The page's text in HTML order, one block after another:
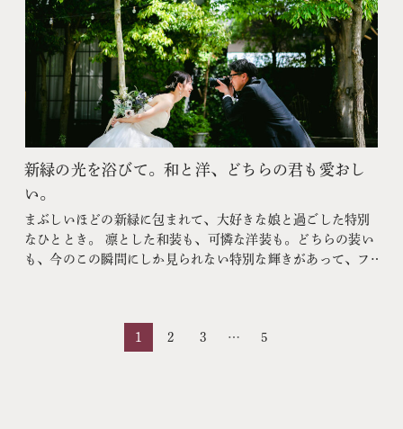
新緑の光を浴びて。和と洋、どちらの君も愛おし
い。
まぶしいほどの新緑に包まれて、大好きな娘と過ごした特別
なひととき。 凛とした和装も、可憐な洋装も。どちらの装い
も、今のこの瞬間にしか見られない特別な輝きがあって、フ
1 2 3 … 5